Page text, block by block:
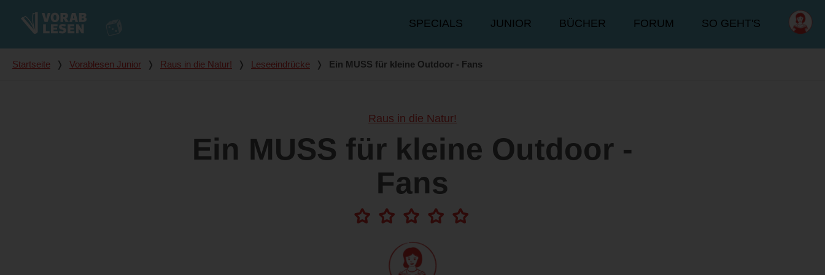
Hauptmenü
SPECIALS JUNIOR BÜCHER FORUM SO GEHT'S
Du bist hier
Startseite ❭ Vorablesen Junior ❭ Raus in die Natur! ❭ Leseeindrücke ❭ Ein MUSS für kleine Outdoor - Fans
Raus in die Natur!
Ein MUSS für kleine Outdoor -
Fans